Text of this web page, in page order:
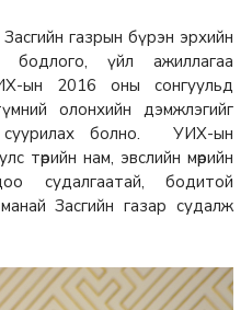
газрын бүрэн эрхийн
бодлого, үйл ажиллагаа
ын 2016 оны сонгуульд
олонхийн дэмжлэгийг
суурилах болно. УИХ-ын
төрийн нам, эвслийн мөрийн
судалгаатай, бодитой
Засгийн газар судалж